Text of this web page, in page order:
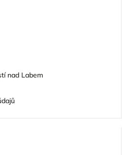
nad Labem